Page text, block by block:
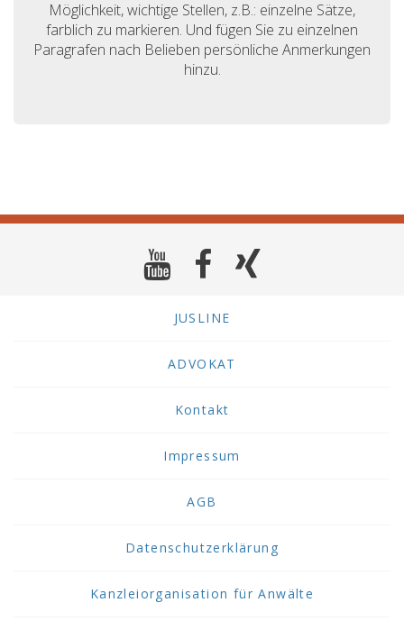
Möglichkeit, wichtige Stellen, z.B.: einzelne Sätze,
farblich zu markieren. Und fügen Sie zu einzelnen
Paragrafen nach Belieben persönliche Anmerkungen
hinzu.
JUSLINE
ADVOKAT
Kontakt
Impressum
AGB
Datenschutzerklärung
Kanzleiorganisation für Anwälte